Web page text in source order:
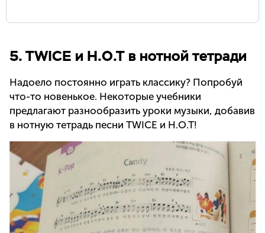
5. TWICE и H.O.T в нотной тетради
Надоело постоянно играть классику? Попробуй
что-то новенькое. Некоторые учебники
предлагают разнообразить уроки музыки, добавив
в нотную тетрадь песни TWICE и H.O.T!